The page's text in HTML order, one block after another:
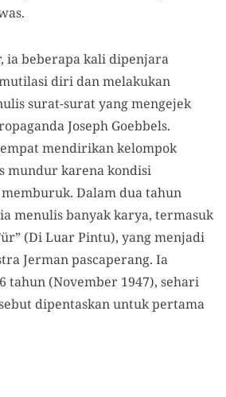
ia beberapa kali dipenjara
diri dan melakukan
surat-surat yang mengejek
Joseph Goebbels.
mendirikan kelompok
mundur karena kondisi
Dalam dua tahun
menulis banyak karya, termasuk
(Di Luar Pintu), yang menjadi
Jerman pascaperang. Ia
tahun (November 1947), sehari
dipentaskan untuk pertama